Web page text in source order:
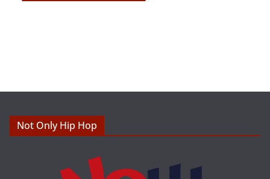
g
Not Only Hip Hop